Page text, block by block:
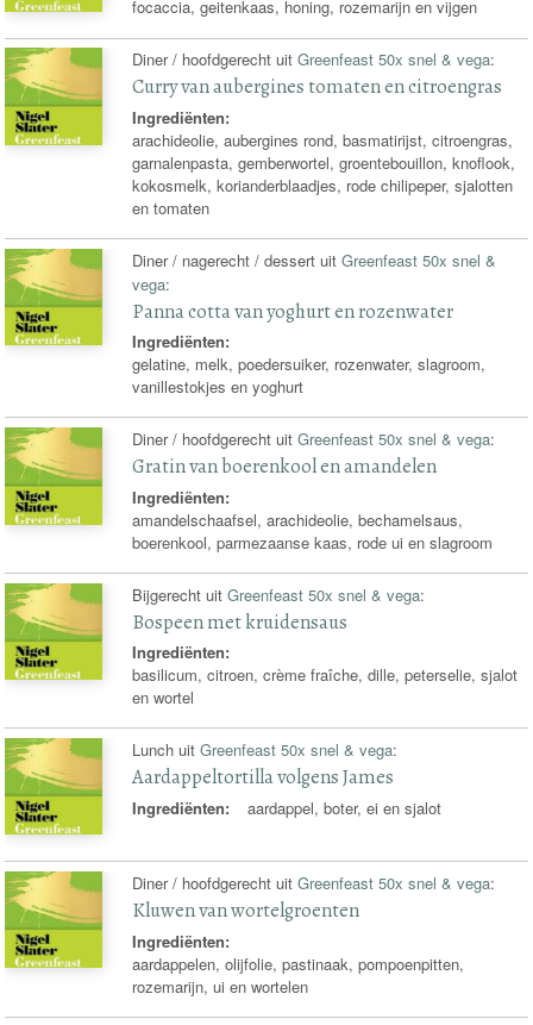
focaccia, geitenkaas, honing, rozemarijn en vijgen
Diner / hoofdgerecht uitGreenfeast 50x snel & vega:
Curry van aubergines tomaten en citroengras
Ingrediënten:
arachideolie, aubergines rond, basmatirijst, citroengras,
garnalenpasta, gemberwortel, groentebouillon, knoflook,
kokosmelk, korianderblaadjes, rode chilipeper, sjalotten
en tomaten
Diner / nagerecht / dessert uitGreenfeast 50x snel &
vega:
Panna cotta van yoghurt en rozenwater
Ingrediënten:
gelatine, melk, poedersuiker, rozenwater, slagroom,
vanillestokjes en yoghurt
Diner / hoofdgerecht uitGreenfeast 50x snel & vega:
Gratin van boerenkool en amandelen
Ingrediënten:
amandelschaafsel, arachideolie, bechamelsaus,
boerenkool, parmezaanse kaas, rode ui en slagroom
Bijgerecht uitGreenfeast 50x snel & vega:
Bospeen met kruidensaus
Ingrediënten:
basilicum, citroen, crème fraîche, dille, peterselie, sjalot
en wortel
Lunch uitGreenfeast 50x snel & vega:
Aardappeltortilla volgens James
Ingrediënten: aardappel, boter, ei en sjalot
Diner / hoofdgerecht uitGreenfeast 50x snel & vega:
Kluwen van wortelgroenten
Ingrediënten:
aardappelen, olijfolie, pastinaak, pompoenpitten,
rozemarijn, ui en wortelen